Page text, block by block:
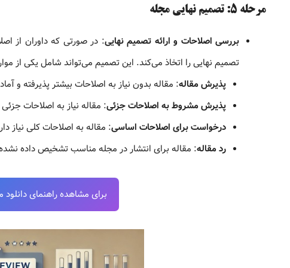
مرحله ۵: تصمیم نهایی مجله
بررسی اصلاحات و ارائه تصمیم نهایی: در صورتی که داوران از
تصمیم نهایی را اتخاذ می‌کند. این تصمیم می‌تواند شامل یکی از
پذیرش مقاله: مقاله بدون نیاز به اصلاحات بیشتر پذیرفته و
پذیرش مشروط به اصلاحات جزئی: مقاله نیاز به اصلاحات
درخواست برای اصلاحات اساسی: مقاله به اصلاحات کلی نیاز
رد مقاله: مقاله برای انتشار در مجله مناسب تشخیص داده
برای مشاهده راهنمای دانلود